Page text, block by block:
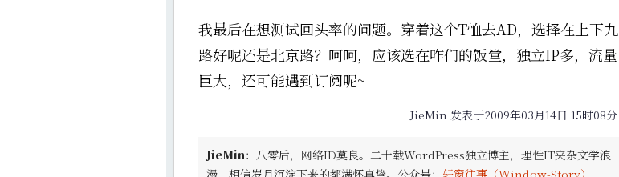
我最后在想测试回头率的问题。穿着这个T恤去AD，选择在上下九
路好呢还是北京路？呵呵，应该选在咋们的饭堂，独立IP多，流量
巨大，还可能遇到订阅呢~
JieMin 发表于2009年03月14日 15时08分
JieMin：八零后，网络ID莫良。二十载WordPress独立博主，理性IT夹杂文学浪
漫，相信岁月沉淀下来的都满怀真挚。公众号： 轩窗往事（Window-Story）